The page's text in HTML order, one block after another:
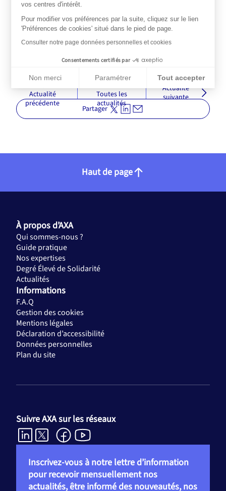
entreprises
Lire l’article surAxalive.fr
Actualité
précédente
Toutes les
actualités
Actualité
suivante
Partager
Haut de page
À propos d’AXA
Qui sommes-nous ?
Guide pratique
Nos expertises
Degré Élevé de Solidarité
Actualités
Informations
F.A.Q
Gestion des cookies
Mentions légales
Déclaration d’accessibilité
Données personnelles
Plan du site
Suivre AXA sur les réseaux
Inscrivez-vous à notre lettre d’information
pour recevoir mensuellement nos
actualités, être informé des nouveautés, nos
vos centres d'intérêt.
Pour modifier vos préférences par la suite, cliquez sur le lien
'Préférences de cookies' situé dans le pied de page.
Consulter notre page données personnelles et cookies
Consentements certifiés par
Non merci Paramétrer Tout accepter
Axeptio consent
Plateforme de Gestion du Consentement : Personnalisez vos
Notre plateforme vous permet d'adapter et de gérer vos